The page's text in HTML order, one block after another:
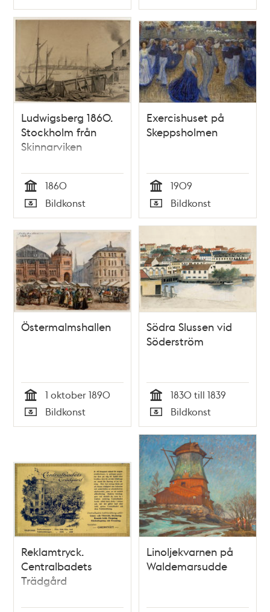
Typ
Typ
Ludwigsberg 1860.
Stockholm från
Skinnarviken
Tid
1860
Typ
Bildkonst
Exercishuset på
Skeppsholmen
Tid
1909
Typ
Bildkonst
Östermalmshallen
Tid
1 oktober 1890
Typ
Bildkonst
Södra Slussen vid
Söderström
Tid
1830 till 1839
Typ
Bildkonst
Reklamtryck.
Centralbadets
Trädgård
Linoljekvarnen på
Waldemarsudde